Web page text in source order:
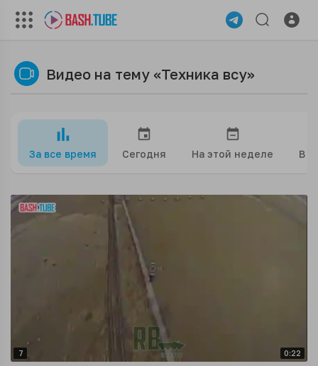
Видео на тему «Техника всу»
За все время Сегодня На этой неделе В
7 0:22